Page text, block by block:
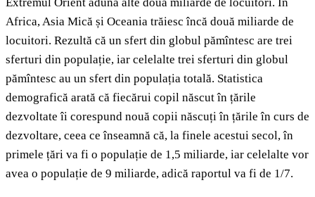
Extremul Orient adună alte două miliarde de locuitori. În
Africa, Asia Mică și Oceania trăiesc încă două miliarde de
locuitori. Rezultă că un sfert din globul pămîntesc are trei
sferturi din populație, iar celelalte trei sferturi din globul
pămîntesc au un sfert din populația totală. Statistica
demografică arată că fiecărui copil născut în țările
dezvoltate îi corespund nouă copii născuți în țările în curs de
dezvoltare, ceea ce înseamnă că, la finele acestui secol, în
primele țări va fi o populație de 1,5 miliarde, iar celelalte vor
avea o populație de 9 miliarde, adică raportul va fi de 1/7.